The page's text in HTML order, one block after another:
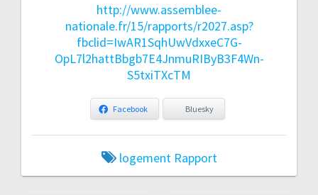
http://www.assemblee-
nationale.fr/15/rapports/r2027.asp?
fbclid=IwAR1SqhUwVdxxeC7G-
OpL7l2hattBbgb7E4JnmuRIByB3F4Wn-
S5txiTXcTM
Facebook Bluesky
logement Rapport